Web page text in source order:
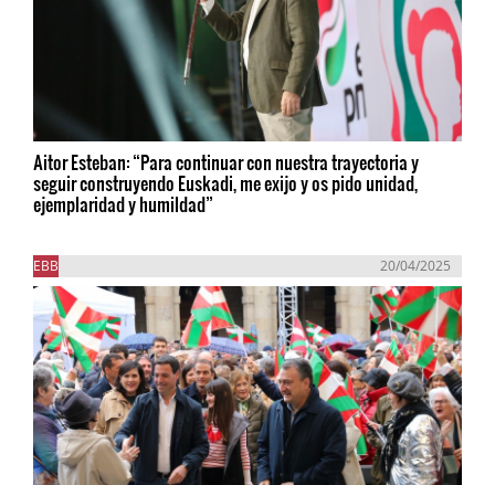
Aitor Esteban: “Para continuar con nuestra trayectoria y
seguir construyendo Euskadi, me exijo y os pido unidad,
ejemplaridad y humildad”
EBB 20/04/2025